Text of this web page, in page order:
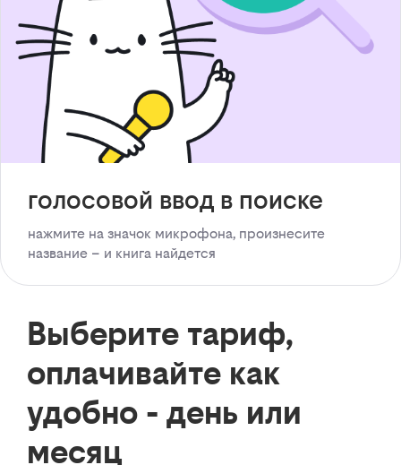
голосовой ввод в поиске
нажмите на значок микрофона, произнесите
название – и книга найдется
Выберите тариф,
оплачивайте как
удобно - день или
месяц